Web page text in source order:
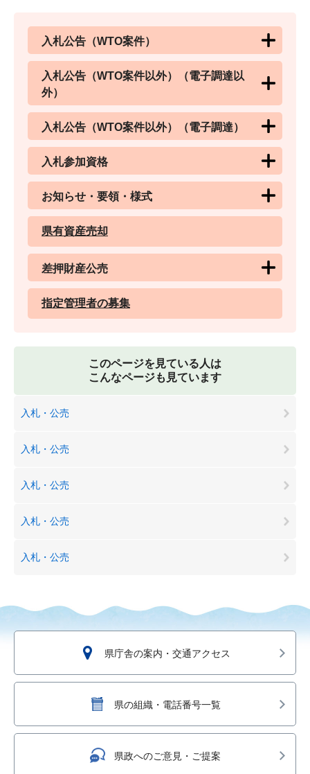
入札公告（WTO案件）
入札公告（WTO案件以外）（電子調達以
外）
入札公告（WTO案件以外）（電子調達）
入札参加資格
お知らせ・要領・様式
県有資産売却
差押財産公売
指定管理者の募集
このページを見ている人は
こんなページも見ています
入札・公売
入札・公売
入札・公売
入札・公売
入札・公売
県庁舎の案内・交通アクセス
県の組織・電話番号一覧
県政へのご意見・ご提案